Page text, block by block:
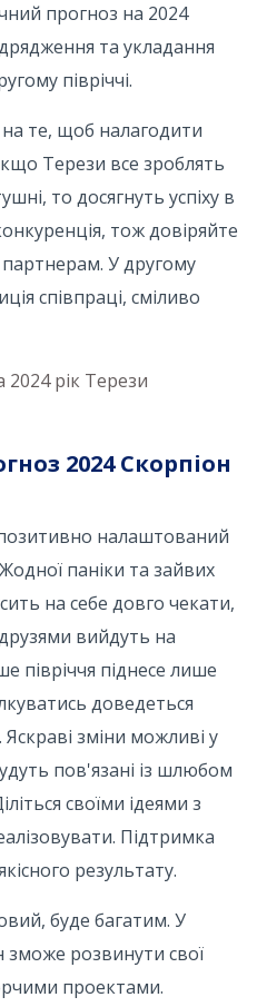
прогноз на 2024
та укладання
півріччі.
на те, щоб налагодити
Терези все зроблять
то досягнуть успіху в
тож довіряйте
У другому
співпраці, сміливо
2024 рік Терези
2024 Скорпіон
налаштований
паніки та зайвих
на себе довго чекати,
вийдуть на
півріччя піднесе лише
доведеться
зміни можливі у
пов'язані із шлюбом
своїми ідеями з
Підтримка
результату.
буде багатим. У
зможе розвинути свої
проектами.